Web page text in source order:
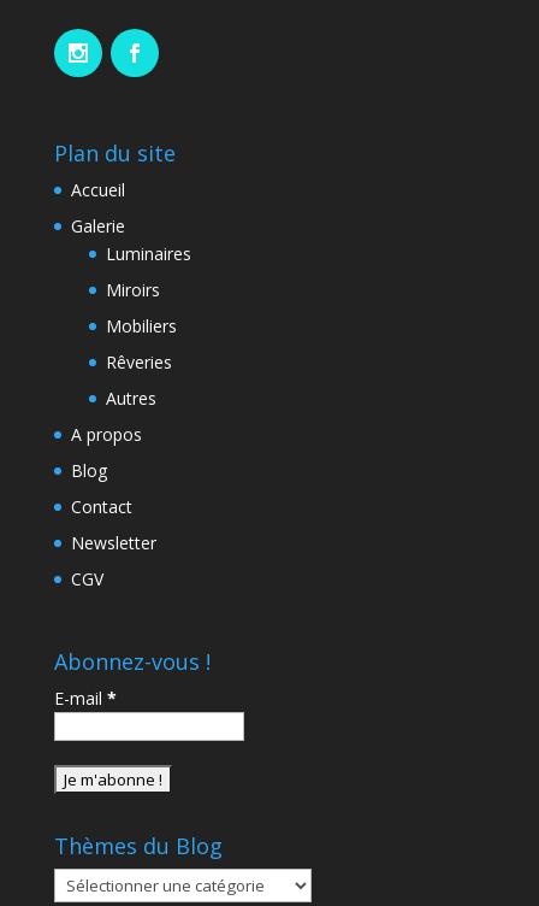
Plan du site
Accueil
Galerie
Luminaires
Miroirs
Mobiliers
Rêveries
Autres
A propos
Blog
Contact
Newsletter
CGV
Abonnez-vous !
E-mail *
Thèmes du Blog
Thèmes